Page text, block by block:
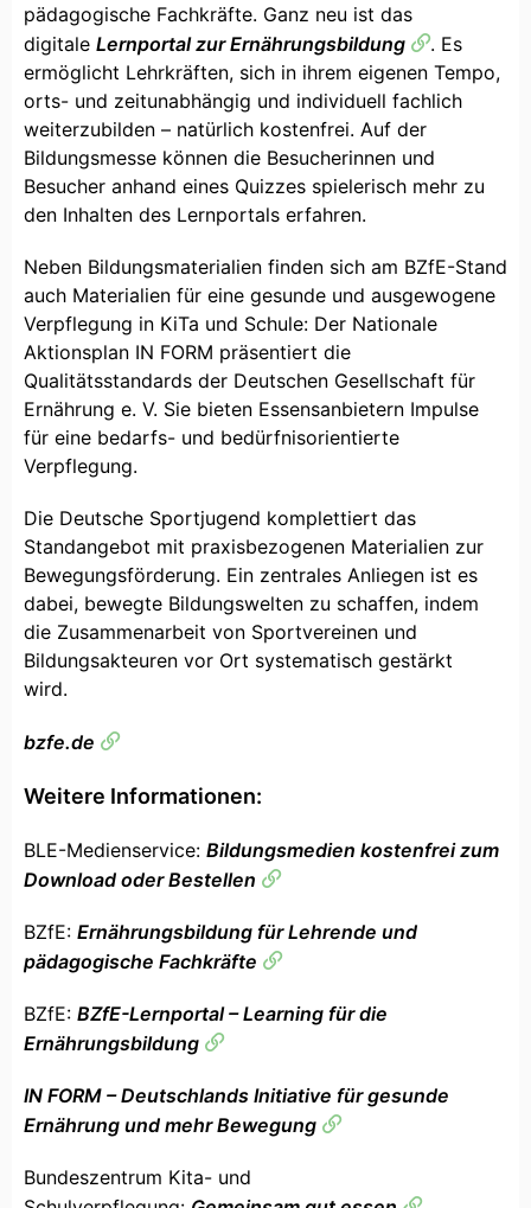
pädagogische Fachkräfte. Ganz neu ist das
digitale Lernportal zur Ernährungsbildung
. Es
ermöglicht Lehrkräften, sich in ihrem eigenen Tempo,
orts- und zeitunabhängig und individuell fachlich
weiterzubilden – natürlich kostenfrei. Auf der
Bildungsmesse können die Besucherinnen und
Besucher anhand eines Quizzes spielerisch mehr zu
den Inhalten des Lernportals erfahren.
Neben Bildungsmaterialien finden sich am BZfE-Stand
auch Materialien für eine gesunde und ausgewogene
Verpflegung in KiTa und Schule: Der Nationale
Aktionsplan IN FORM präsentiert die
Qualitätsstandards der Deutschen Gesellschaft für
Ernährung e. V. Sie bieten Essensanbietern Impulse
für eine bedarfs- und bedürfnisorientierte
Verpflegung.
Die Deutsche Sportjugend komplettiert das
Standangebot mit praxisbezogenen Materialien zur
Bewegungsförderung. Ein zentrales Anliegen ist es
dabei, bewegte Bildungswelten zu schaffen, indem
die Zusammenarbeit von Sportvereinen und
Bildungsakteuren vor Ort systematisch gestärkt
wird.
bzfe.de
Weitere Informationen:
BLE-Medienservice: Bildungsmedien kostenfrei zum
Download oder Bestellen
BZfE: Ernährungsbildung für Lehrende und
pädagogische Fachkräfte
BZfE: BZfE-Lernportal – Learning für die
Ernährungsbildung
IN FORM – Deutschlands Initiative für gesunde
Ernährung und mehr Bewegung
Bundeszentrum Kita- und